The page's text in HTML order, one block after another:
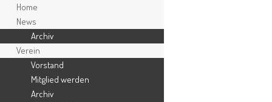
2016
Teilen mit:
Home
News
Archiv
Verein
Vorstand
Mitglied werden
Archiv